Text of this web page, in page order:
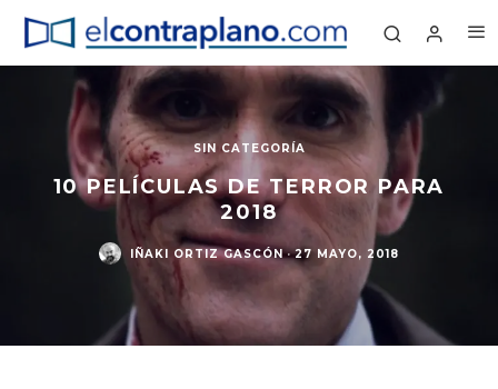
SIN CATEGORÍA
10 PELÍCULAS DE TERROR PARA
2018
IÑAKI ORTIZ GASCÓN · 27 MAYO, 2018